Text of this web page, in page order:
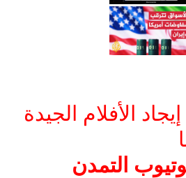
الأفلام الجيدة
التمدن